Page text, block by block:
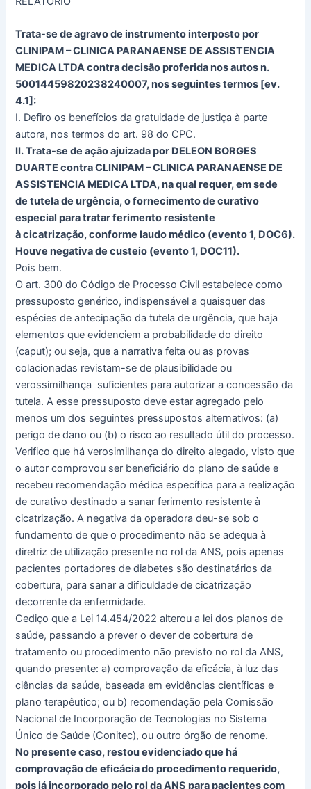
Trata-se de agravo de instrumento interposto por
CLINIPAM – CLINICA PARANAENSE DE ASSISTENCIA
MEDICA LTDA contra decisão proferida nos autos n.
50014459820238240007, nos seguintes termos [ev.
4.1]:
I. Defiro os benefícios da gratuidade de justiça à parte
autora, nos termos do art. 98 do CPC.
II. Trata-se de ação ajuizada por DELEON BORGES
DUARTE contra CLINIPAM – CLINICA PARANAENSE DE
ASSISTENCIA MEDICA LTDA, na qual requer, em sede
de tutela de urgência, o fornecimento de curativo
especial para tratar ferimento resistente
à cicatrização, conforme laudo médico (evento 1, DOC6).
Houve negativa de custeio (evento 1, DOC11).
Pois bem.
O art. 300 do Código de Processo Civil estabelece como
pressuposto genérico, indispensável a quaisquer das
espécies de antecipação da tutela de urgência, que haja
elementos que evidenciem a probabilidade do direito
(caput); ou seja, que a narrativa feita ou as provas
colacionadas revistam-se de plausibilidade ou
verossimilhança suficientes para autorizar a concessão da
tutela. A esse pressuposto deve estar agregado pelo
menos um dos seguintes pressupostos alternativos: (a)
perigo de dano ou (b) o risco ao resultado útil do processo.
Verifico que há verosimilhança do direito alegado, visto que
o autor comprovou ser beneficiário do plano de saúde e
recebeu recomendação médica específica para a realização
de curativo destinado a sanar ferimento resistente à
cicatrização. A negativa da operadora deu-se sob o
fundamento de que o procedimento não se adequa à
diretriz de utilização presente no rol da ANS, pois apenas
pacientes portadores de diabetes são destinatários da
cobertura, para sanar a dificuldade de cicatrização
decorrente da enfermidade.
Cediço que a Lei 14.454/2022 alterou a lei dos planos de
saúde, passando a prever o dever de cobertura de
tratamento ou procedimento não previsto no rol da ANS,
quando presente: a) comprovação da eficácia, à luz das
ciências da saúde, baseada em evidências científicas e
plano terapêutico; ou b) recomendação pela Comissão
Nacional de Incorporação de Tecnologias no Sistema
Único de Saúde (Conitec), ou outro órgão de renome.
No presente caso, restou evidenciado que há
comprovação de eficácia do procedimento requerido,
pois já incorporado pelo rol da ANS para pacientes com